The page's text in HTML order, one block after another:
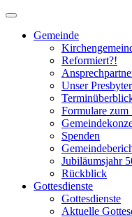
Gemeinde
Reformiert?!
Unser
Formulare
Spenden
Jubiläumsjahr
Rückblick
Gottesdienste
Gottesdienste
Aktuelle